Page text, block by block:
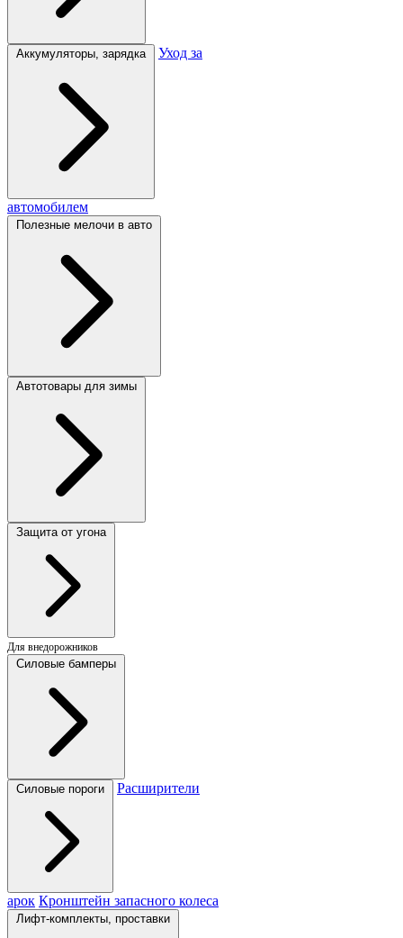
Аккумуляторы, зарядка Уход за
автомобилем
Полезные мелочи в авто
Автотовары для зимы
Защита от угона
Для внедорожников
Силовые бамперы
Силовые пороги Расширители
арок Кронштейн запасного колеса
Лифт-комплекты, проставки